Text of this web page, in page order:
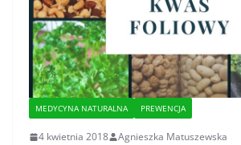
MEDYCYNA NATURALNA PREWENCJA
4 kwietnia 2018 Agnieszka Matuszewska